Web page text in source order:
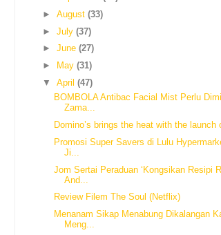
► August (33)
► July (37)
► June (27)
►
May (31)
▼ April (47)
BOMBOLA Antibac Facial Mist Perlu
Zama...
Domino’s brings the heat with the launch
Promosi Super Savers di Lulu
Ji...
Jom Sertai Peraduan ‘Kongsikan Resipi
And...
Review Filem The Soul (Netflix)
Menanam Sikap Menabung Dikalangan
Meng...